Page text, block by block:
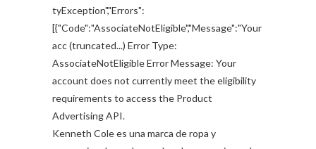
tyException","Errors":
[{"Code":"AssociateNotEligible","Message":"Your
acc (truncated...) Error Type:
AssociateNotEligible Error Message: Your
account does not currently meet the eligibility
requirements to access the Product
Advertising API.
Kenneth Cole es una marca de ropa y